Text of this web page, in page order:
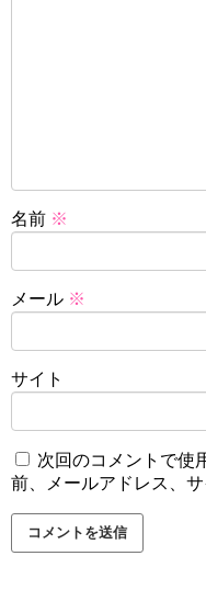
名前 ※
メール ※
サイト
次回のコメントで使
前、メールアドレス、サ